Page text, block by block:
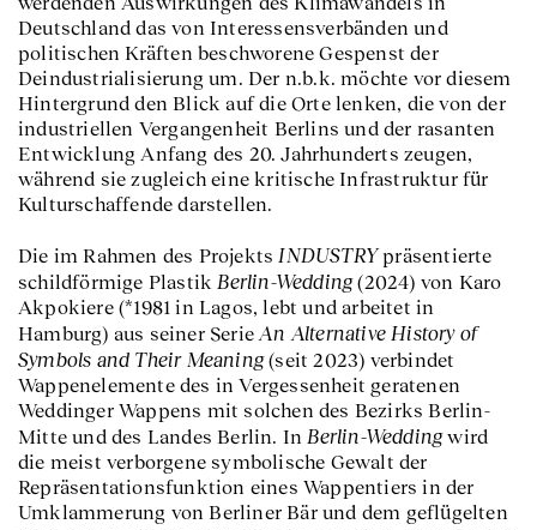
Deutschland das von Interessensverbänden und
politischen Kräften beschworene Gespenst der
Deindustrialisierung um. Der n.b.k. möchte vor diesem
Hintergrund den Blick auf die Orte lenken, die von der
industriellen Vergangenheit Berlins und der rasanten
Entwicklung Anfang des 20. Jahrhunderts zeugen,
während sie zugleich eine kritische Infrastruktur für
Kulturschaffende darstellen.
Die im Rahmen des Projekts INDUSTRYpräsentierte
schildförmige Plastik Berlin-Wedding(2024) von Karo
Akpokiere (*1981 in Lagos, lebt und arbeitet in
Hamburg) aus seiner Serie An Alternative History of
Symbols and Their Meaning(seit 2023) verbindet
Wappenelemente des in Vergessenheit geratenen
Weddinger Wappens mit solchen des Bezirks Berlin-
Mitte und des Landes Berlin. In Berlin-Weddingwird
die meist verborgene symbolische Gewalt der
Repräsentationsfunktion eines Wappentiers in der
Umklammerung von Berliner Bär und dem geflügelten